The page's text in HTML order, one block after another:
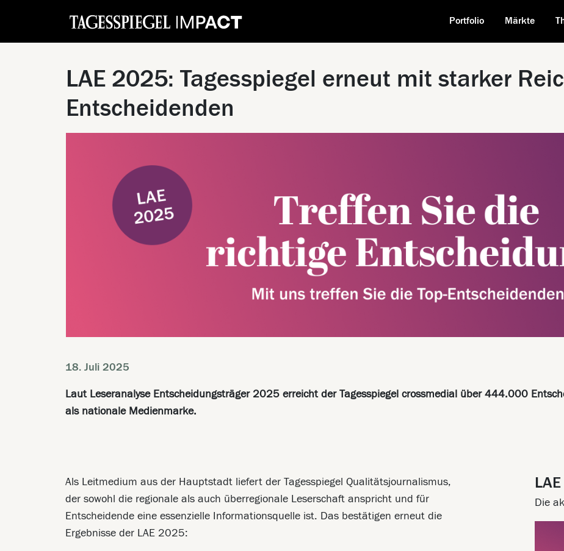
Portfolio Märkte
LAE 2025: Tagesspiegel erneut mit starker
Entscheidenden
18. Juli 2025
Laut Leseranalyse Entscheidungsträger 2025 erreicht der Tagesspiegel crossmedial über 444.000
als nationale Medienmarke.
Als Leitmedium aus der Hauptstadt liefert der Tagesspiegel Qualitätsjournalismus,
der sowohl die regionale als auch überregionale Leserschaft anspricht und für
Entscheidende eine essenzielle Informationsquelle ist. Das bestätigen erneut die
Ergebnisse der LAE 2025:
Die